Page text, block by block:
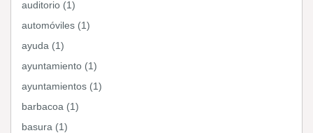
auditorio (1)
automóviles (1)
ayuda (1)
ayuntamiento (1)
ayuntamientos (1)
barbacoa (1)
basura (1)